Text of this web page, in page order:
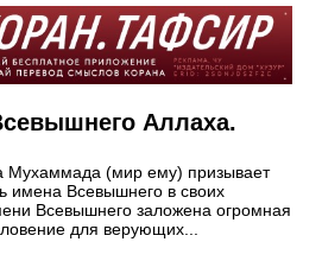
Аллаха.
Мухаммада (мир ему) призывает
имена Всевышнего в своих
Всевышнего заложена огромная
для верующих...